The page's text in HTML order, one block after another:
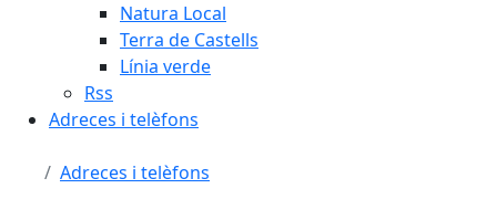
Natura Local
Terra de Castells
Línia verde
Rss
Adreces i telèfons
Adreces i telèfons